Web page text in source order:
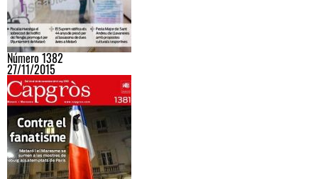
Número 1382
27/11/2015